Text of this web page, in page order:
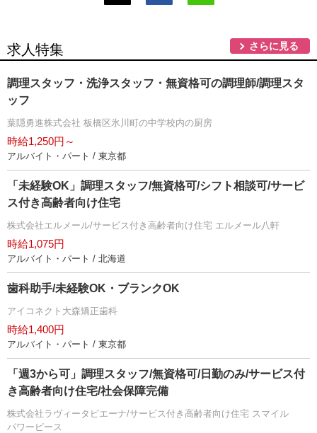
求人特集 さらに見る
調理スタッフ・洗浄スタッフ・無資格可の調理師/調理スタ
ッフ
葉隠勇進株式会社 板橋区氷川町の中学校内の厨房
時給1,250円～
アルバイト・パート / 東京都
「未経験OK」調理スタッフ/無資格可/シフト相談可/サービ
ス付き高齢者向け住宅
株式会社エルメール/サービス付き高齢者向け住宅 エルメール八軒
時給1,075円
アルバイト・パート / 北海道
歯科助手/未経験OK・ブランクOK
アイコネクト大森矯正歯科
時給1,400円
アルバイト・パート / 東京都
「週3から可」調理スタッフ/無資格可/日勤のみ/サービス付
き高齢者向け住宅/社会保障完備
株式会社ラヴィータピエーナ/サービス付き高齢者向け住宅 スマイル
パワーピース